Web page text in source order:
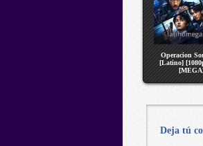
Operacion
[Latino]
Deja tú